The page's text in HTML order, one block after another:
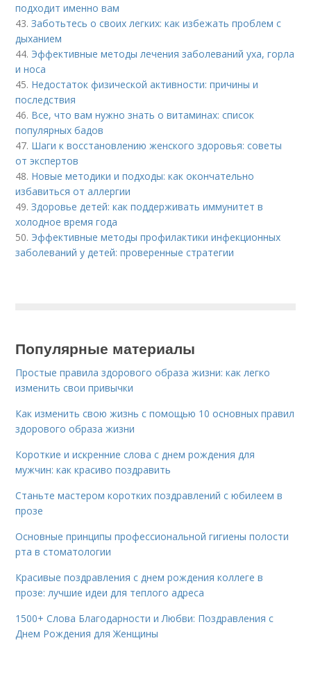
подходит именно вам
43.Заботьтесь о своих легких: как избежать проблем с
дыханием
44. Эффективные методы лечения заболеваний уха, горла
и носа
45. Недостаток физической активности: причины и
последствия
46. Все, что вам нужно знать о витаминах: список
популярных бадов
47. Шаги к восстановлению женского здоровья: советы
от экспертов
48. Новые методики и подходы: как окончательно
избавиться от аллергии
49.Здоровье детей: как поддерживать иммунитет в
холодное время года
50. Эффективные методы профилактики инфекционных
заболеваний у детей: проверенные стратегии
Популярные материалы
Простые правила здорового образа жизни: как легко
изменить свои привычки
Как изменить свою жизнь с помощью 10 основных правил
здорового образа жизни
Короткие и искренние слова с днем рождения для
мужчин: как красиво поздравить
Станьте мастером коротких поздравлений с юбилеем в
прозе
Основные принципы профессиональной гигиены полости
рта в стоматологии
Красивые поздравления с днем рождения коллеге в
прозе: лучшие идеи для теплого адреса
1500+ Слова Благодарности и Любви: Поздравления с
Днем Рождения для Женщины